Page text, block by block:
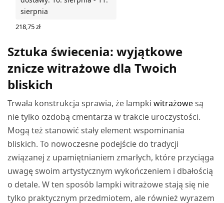
sierpnia
218,75zł
Sztuka świecenia: wyjątkowe
znicze witrażowe dla Twoich
bliskich
Trwała konstrukcja sprawia, że lampkiwitrażowesą
nie tylko ozdobą cmentarza w trakcie uroczystości.
Mogą też stanowić stały element wspominania
bliskich. To nowoczesne podejście do tradycji
związanej z upamiętnianiem zmarłych, które przyciąga
uwagę swoim artystycznym wykończeniem i dbałością
o detale. W ten sposób lampki witrażowe stają się nie
tylko praktycznym przedmiotem, ale również wyrazem